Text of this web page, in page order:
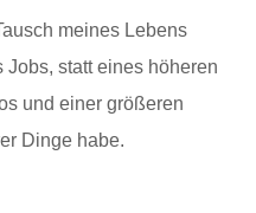
meines Lebens
statt eines höheren
und einer größeren
Dinge habe.